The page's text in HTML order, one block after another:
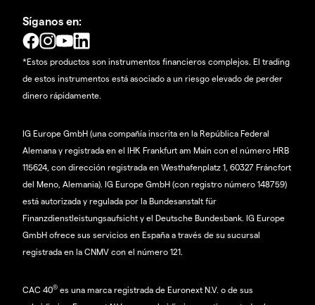
Síganos en:
*Estos productos son instrumentos financieros complejos. El trading
de estos instrumentos está asociado a un riesgo elevado de perder
dinero rápidamente.
IG Europe GmbH (una compañía inscrita en la República Federal
Alemana y registrada en el IHK Frankfurt am Main con el número HRB
115624, con dirección registrada en Westhafenplatz 1, 60327 Fráncfort
del Meno, Alemania). IG Europe GmbH (con registro número 148759)
está autorizada y regulada por la Bundesanstalt für
Finanzdienstleistungsaufsicht y el Deutsche Bundesbank. IG Europe
GmbH ofrece sus servicios en España a través de su sucursal
registrada en la CNMV con el número 121.
CAC 40® es una marca registrada de Euronext N.V. o de sus